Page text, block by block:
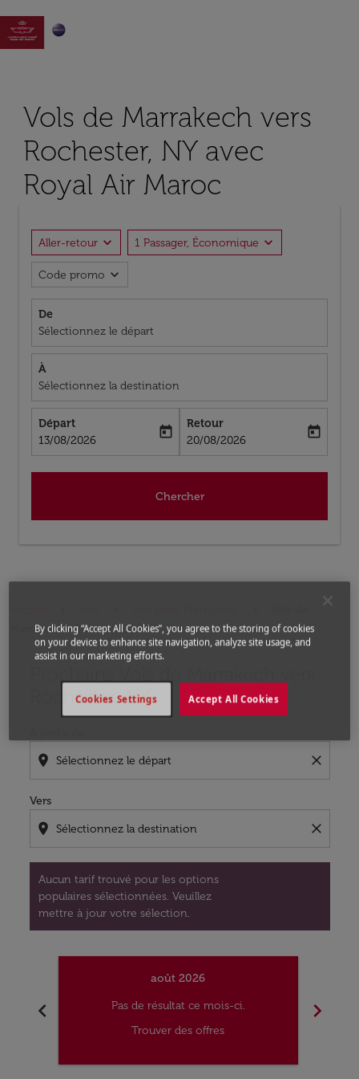

Vols de Marrakech vers
Rochester, NY avec
Royal Air Maroc
Aller-retour expand_more 1 Passager, Économique expand_more
Code promo expand_more
De
Sélectionnez le départ
À
Sélectionnez la destination
Départ
fc-booking-departure-date-aria-label
13/08/2026
today
Retour
fc-booking-return-date-aria-label
20/08/2026
today
Chercher
Marrakech a Rochester, NY
Rochester, NY
location_on close
Vers
location_on close
Aucun tarif trouvé pour les options
populaires sélectionnées. Veuillez
mettre à jour votre sélection.
chevron_left
août 2026
Pas de résultat ce mois-ci.
Trouver des offres
chevron_right
By clicking “Accept All Cookies”, you agree to the storing of cookies
on your device to enhance site navigation, analyze site usage, and
assist in our marketing efforts.
Accept All Cookies
Cookies Settings